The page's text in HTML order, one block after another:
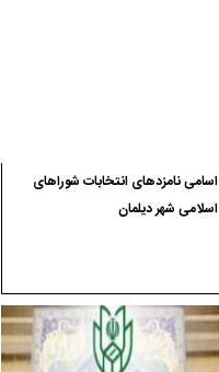
اسامی نامزدهای انتخابات شوراهای
اسلامی شهر دیلمان